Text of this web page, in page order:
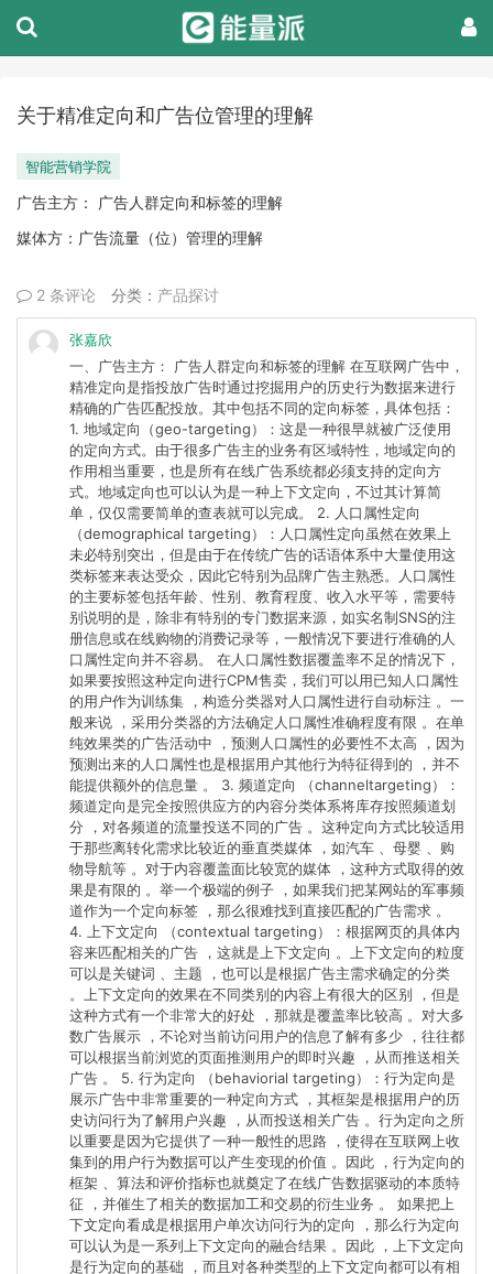
关于精准定向和广告位管理的理解
智能营销学院
广告主方： 广告人群定向和标签的理解
媒体方：广告流量（位）管理的理解
2 条评论 分类： 产品探讨
张嘉欣
一、广告主方： 广告人群定向和标签的理解 在互联网广告中，
精准定向是指投放广告时通过挖掘用户的历史行为数据来进行
精确的广告匹配投放。其中包括不同的定向标签，具体包括：
1. 地域定向（geo-targeting）：这是一种很早就被广泛使用
的定向方式。由于很多广告主的业务有区域特性，地域定向的
作用相当重要，也是所有在线广告系统都必须支持的定向方
式。地域定向也可以认为是一种上下文定向，不过其计算简
单，仅仅需要简单的查表就可以完成。 2. 人口属性定向
（demographical targeting）：人口属性定向虽然在效果上
未必特别突出，但是由于在传统广告的话语体系中大量使用这
类标签来表达受众，因此它特别为品牌广告主熟悉。人口属性
的主要标签包括年龄、性别、教育程度、收入水平等，需要特
别说明的是，除非有特别的专门数据来源，如实名制SNS的注
册信息或在线购物的消费记录等，一般情况下要进行准确的人
口属性定向并不容易。 在人口属性数据覆盖率不足的情况下，
如果要按照这种定向进行CPM售卖，我们可以用已知人口属性
的用户作为训练集 ，构造分类器对人口属性进行自动标注 。一
般来说 ，采用分类器的方法确定人口属性准确程度有限 。在单
纯效果类的广告活动中 ，预测人口属性的必要性不太高 ，因为
预测出来的人口属性也是根据用户其他行为特征得到的 ，并不
能提供额外的信息量 。 3. 频道定向 （channeltargeting）：
频道定向是完全按照供应方的内容分类体系将库存按照频道划
分 ，对各频道的流量投送不同的广告 。这种定向方式比较适用
于那些离转化需求比较近的垂直类媒体 ，如汽车 、母婴 、购
物导航等 。对于内容覆盖面比较宽的媒体 ，这种方式取得的效
果是有限的 。举一个极端的例子 ，如果我们把某网站的军事频
道作为一个定向标签 ，那么很难找到直接匹配的广告需求 。
4. 上下文定向 （contextual targeting）：根据网页的具体内
容来匹配相关的广告 ，这就是上下文定向 。上下文定向的粒度
可以是关键词 、主题 ，也可以是根据广告主需求确定的分类
。上下文定向的效果在不同类别的内容上有很大的区别 ，但是
这种方式有一个非常大的好处 ，那就是覆盖率比较高 。对大多
数广告展示 ，不论对当前访问用户的信息了解有多少 ，往往都
可以根据当前浏览的页面推测用户的即时兴趣 ，从而推送相关
广告 。 5. 行为定向 （behaviorial targeting）：行为定向是
展示广告中非常重要的一种定向方式 ，其框架是根据用户的历
史访问行为了解用户兴趣 ，从而投送相关广告 。行为定向之所
以重要是因为它提供了一种一般性的思路 ，使得在互联网上收
集到的用户行为数据可以产生变现的价值 。因此 ，行为定向的
框架 、算法和评价指标也就奠定了在线广告数据驱动的本质特
征 ，并催生了相关的数据加工和交易的衍生业务 。 如果把上
下文定向看成是根据用户单次访问行为的定向 ，那么行为定向
可以认为是一系列上下文定向的融合结果 。因此 ，上下文定向
是行为定向的基础 ，而且对各种类型的上下文定向都可以有相